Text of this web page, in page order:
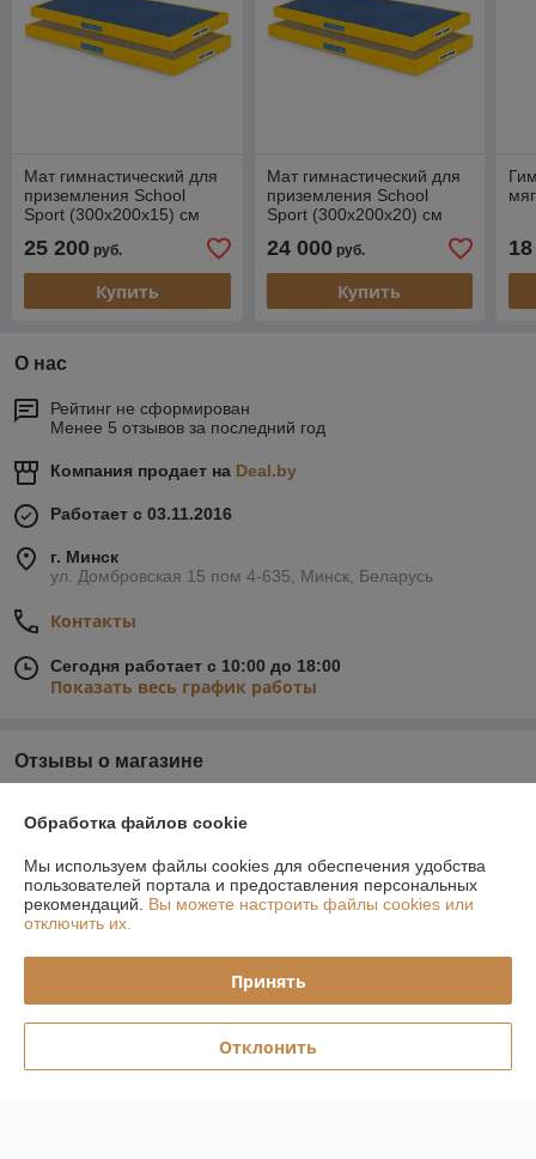
Мат гимнастический для
приземления School
Sport (300х200х15) см
25 200 руб.
Купить
Мат гимнастический для
приземления School
Sport (300х200х20) см
24 000руб.
Купить
О нас
Рейтинг не сформирован
Менее 5 отзывов за последний год
Компания продает на Deal.by
Работает с 03.11.2016
г. Минск
ул. Домбровская 15 пом 4-635, Минск, Беларусь
Контакты
Сегодня работает с 10:00 до 18:00
Показать весь график работы
Отзывы о магазине
О нас
Контакты
Обработка файлов cookie
Мы используем файлы cookies для обеспечения удобства
пользователей портала и предоставления персональных
рекомендаций. Вы можете настроить файлы cookies или
отключить их.
Принять
Отклонить